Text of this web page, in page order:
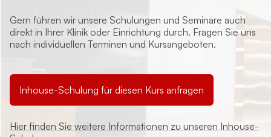
Gern führen wir unsere Schulungen und Seminare auch
direkt in Ihrer Klinik oder Einrichtung durch. Fragen Sie uns
nach individuellen Terminen und Kursangeboten.
Inhouse-Schulung für diesen Kurs anfragen
Hier finden Sie weitere Informationen zu unseren Inhouse-